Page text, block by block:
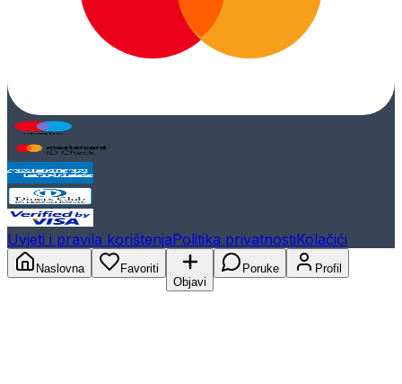
Uvjeti i pravila korištenjaPolitika privatnostiKolačići
Naslovna
Favoriti
Objavi
Poruke Profil